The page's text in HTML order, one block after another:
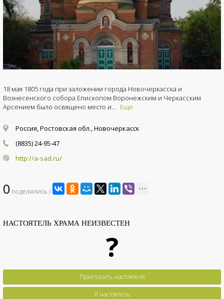
18 мая 1805 года при заложении города Новочеркасска и
Вознесенского собора Епископом Воронежским и Черкасским
Арсением было освящено место и... Еще
Россия, Ростовская обл., Новочеркасск
(8835) 24-95-47
http://a-sad.ru/
0 поделились /
НАСТОЯТЕЛЬ ХРАМА НЕИЗВЕСТЕН
?
Пригласить настоятеля
Я настоятель